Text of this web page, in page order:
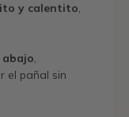
y calentito,
,
el pañal sin